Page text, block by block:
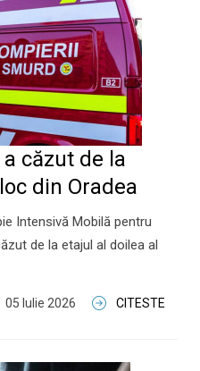
căzut de la
din Oradea
Intensivă Mobilă pentru
de la etajul al doilea al
05 Iulie 2026 CITESTE